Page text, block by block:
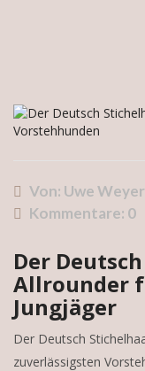
Von: Uwe
Kommentare: 0
Der
Allrounder
Jungjäger
Der Deutsch
zuverlässigsten